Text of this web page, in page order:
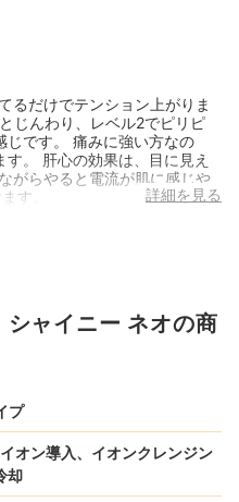
るだけでテンション上がりま
じんわり、レベル2でピリピ
じです。 痛みに強い方なの
。 肝心の効果は、目に見え
がらやると電流が肌に感じや
す。
詳細を見る
ャイニー ネオの商
プ
オン導入、イオンクレンジン
却